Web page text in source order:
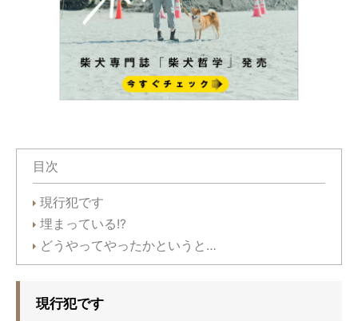
目次
現行犯です
埋まっている!?
どうやってやったかというと…
現行犯です